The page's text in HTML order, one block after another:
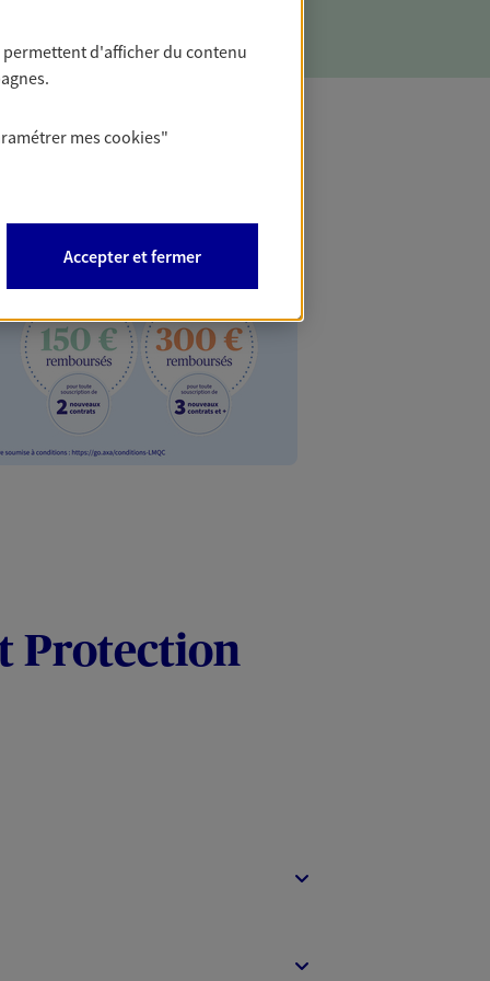
Protection
d'afficher du contenu
mescookies"
Accepter et fermer